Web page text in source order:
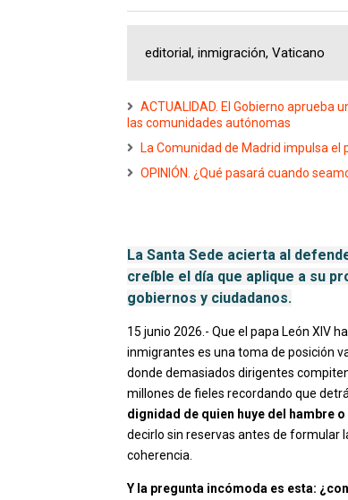
editorial, inmigración, Vaticano
ACTUALIDAD. El Gobierno aprueba
las comunidades autónomas
La Comunidad de Madrid impulsa
OPINIÓN. ¿Qué pasará cuando
La Santa Sede acierta al
creíble el día que aplique a su
gobiernos y ciudadanos.
15 junio 2026.- Que el papa León XIV
inmigrantes es una toma de posición
donde demasiados dirigentes
millones de fieles recordando que
dignidad de quien huye del hambre
decirlo sin reservas antes de formular
coherencia.
Y la pregunta incómoda es esta: